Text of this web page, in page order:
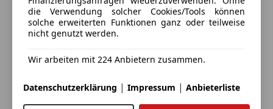
Fahrzeuge zu deiner Suche informiert
werden?
die Verwendung solcher Cookies/Tools können
solche erweiterten Funktionen ganz oder teilweise
nicht genutzt werden.
Wir arbeiten mit 224 Anbietern zusammen.
Datenschutzerklärung | Impressum | Anbieterliste